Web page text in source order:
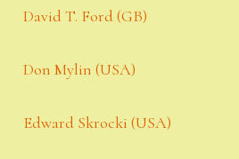
David T. Ford (GB)
Don Mylin (USA)
Edward Skrocki (USA)